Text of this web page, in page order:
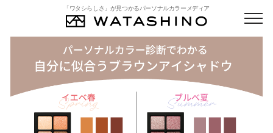
「ワタシらしさ」が見つかるパーソナルカラーメディア